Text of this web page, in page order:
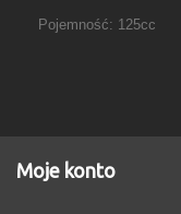
Pojemność: 125cc
Moje konto